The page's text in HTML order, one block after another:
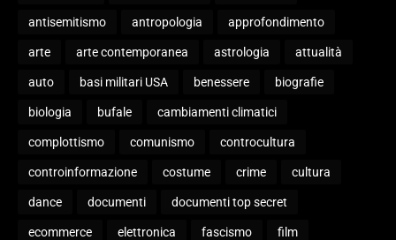
antisemitismo antropologia approfondimento
arte arte contemporanea astrologia attualità
auto basi militari USA benessere biografie
biologia bufale cambiamenti climatici
complottismo comunismo controcultura
controinformazione costume crime cultura
dance documenti documenti top secret
ecommerce elettronica fascismo film